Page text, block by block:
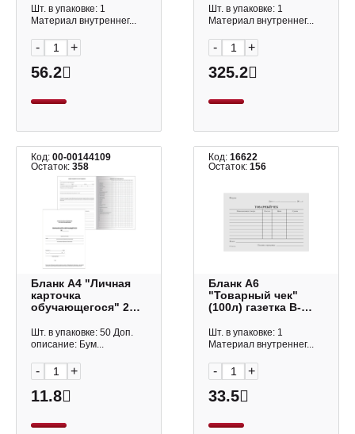
OfficeSpace
Шт. в упаковке: 1
Материал внутреннег...
- +
56.2
OfficeSpace
Шт. в упаковке: 1
Материал внутреннег...
- +
325.2
Код: 00-00144109
Остаток: 358
Бланк А4 "Личная
карточка
обучающегося" 2л,
Шт. в упаковке: 50 Доп.
описание: Бум...
- +
11.8
Код:16622
Остаток:156
Бланк А6
"Товарный чек"
(100л) газетка B-
OfficeSpace
Шт. в упаковке: 1
Материал внутреннег...
- +
33.5